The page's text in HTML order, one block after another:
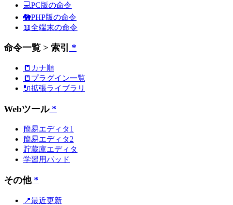
💻PC版の命令
🐘PHP版の命令
📖全端末の命令
命令一覧 > 索引 *
📒カナ順
📒プラグイン一覧
🔌拡張ライブラリ
Webツール*
簡易エディタ1
簡易エディタ2
貯蔵庫エディタ
学習用パッド
その他*
📍最近更新